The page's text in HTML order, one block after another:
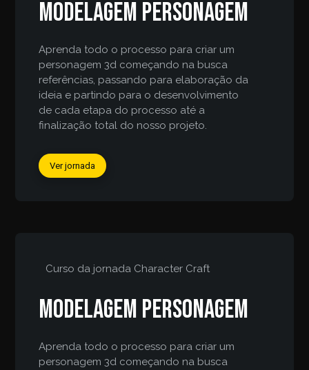
Modelagem personagem
Aprenda todo o processo para criar um
personagem 3d começando na busca
referências, passando para elaboração da
ideia e partindo para o desenvolvimento
de cada etapa do processo até a
finalização total do nosso projeto.
Ver jornada
Curso da jornada Character Craft
Modelagem personagem
Aprenda todo o processo para criar um
personagem 3d começando na busca